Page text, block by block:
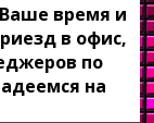
время и
в офис,
по
на